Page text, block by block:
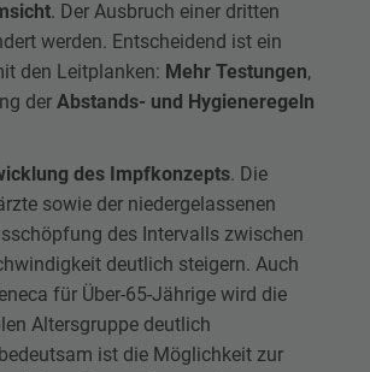
. Der Ausbruch einer dritten
werden. Entscheidend ist ein
den Leitplanken: Mehr Testungen,
der Abstands- und Hygieneregeln
des Impfkonzepts. Die
sowie der niedergelassenen
des Intervalls zwischen
deutlich steigern. Auch
für Über-65-Jährige wird die
Altersgruppe deutlich
ist die Möglichkeit zur